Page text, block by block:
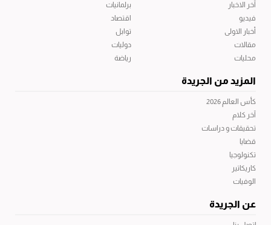
آخر الاخبار
فيديو
أخبار الاولى
مقالات
محليات
برلمانيات
اقتصاد
توابل
دوليات
رياضة
المزيد من الجريدة
كأس العالم 2026
آخر كلام
تحقيقات و دراسات
قضايا
تكنولوجيا
كاريكاتير
الوفيات
عن الجريدة